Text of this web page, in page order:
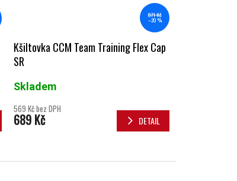
871 Kč
–20 %
Kšiltovka CCM Team Training Flex Cap
SR
Skladem
569 Kč bez DPH
689 Kč DETAIL